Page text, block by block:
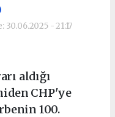
30.06.2025 - 21:17
aldığı
CHP'ye
100.